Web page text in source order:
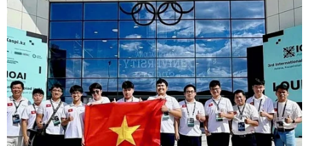
Cảnh sát Pháp cấm một số cuộc biểu tình
tại thủ đô Paris
19/06/2020 13:28
Cảnh sát cho biết quyết định cấm biểu tình trên được
đưa ra sau vụ bạo lực băng nhóm giữa các cộng đồng
dân cư tại thành phố Dijon và Nice.